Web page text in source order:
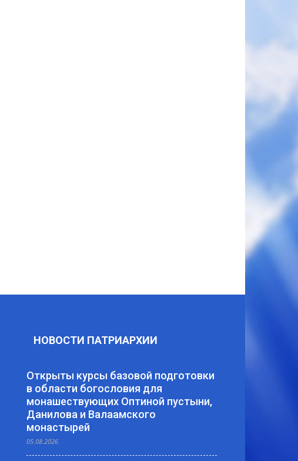
НОВОСТИ ПАТРИАРХИИ
Открыты курсы базовой подготовки
в области богословия для
монашествующих Оптиной пустыни,
Данилова и Валаамского
монастырей
05.08.2026